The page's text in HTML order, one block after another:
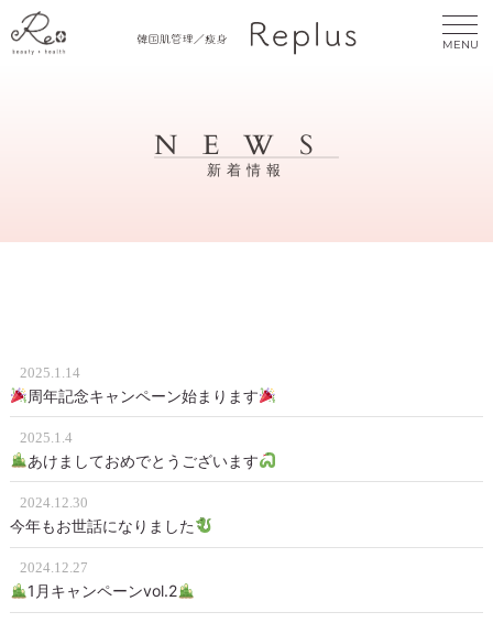
MENU
NEWS
新着情報
2025.1.14
周年記念キャンペーン始まります
2025.1.4
あけましておめでとうございます
2024.12.30
今年もお世話になりました
2024.12.27
1月キャンペーンvol.2